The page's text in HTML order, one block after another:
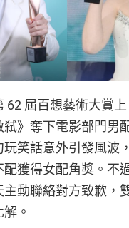
62 屆百想藝術大賞
》奪下電影部門男
笑話意外引發風波
獲得女配角獎。不
主動聯絡對方致歉，
。